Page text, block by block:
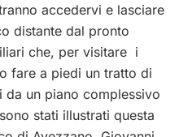
accedervi e lasciare
distante dal pronto
che, per visitare i
fare a piedi un tratto di
da un piano complessivo
stati illustrati questa